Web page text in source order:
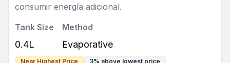
consumir energía adicional.
Tank Size
0.4L
Method
Evaporative
Near Highest Price 3% above lowest price